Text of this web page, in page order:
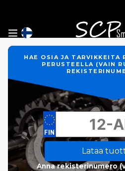
HAE OSIA JA TARVIKKEITA
PERUSTEELLA (VAIN
Lataa
Anna rekisterinumero